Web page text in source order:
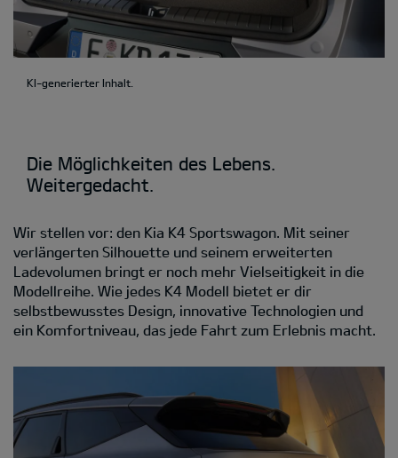
KI-generierter Inhalt.
Die Möglichkeiten des Lebens.
Weitergedacht.
Wir stellen vor: den Kia K4 Sportswagon. Mit seiner
verlängerten Silhouette und seinem erweiterten
Ladevolumen bringt er noch mehr Vielseitigkeit in die
Modellreihe. Wie jedes K4 Modell bietet er dir
selbstbewusstes Design, innovative Technologien und
ein Komfortniveau, das jede Fahrt zum Erlebnis macht.